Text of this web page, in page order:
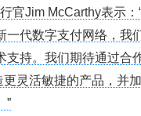
官Jim McCarthy表示：
一代数字支付网络，我
支持。我们期待通过合
更灵活敏捷的产品，并
”